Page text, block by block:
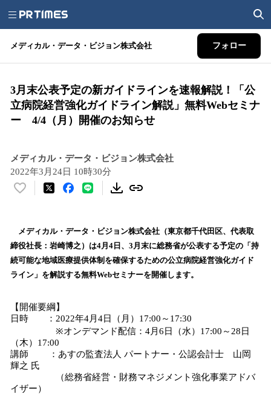
メディカル・データ・ビジョン株式会社 フォロー
3月末公表予定の新ガイドラインを速報解説！「公
立病院経営強化ガイドライン解説」無料Webセミナ
ー 4/4（月）開催のお知らせ
メディカル・データ・ビジョン株式会社
2022年3月24日 10時30分
い
！
数
を
読
み
中
す
メディカル・データ・ビジョン株式会社（東京都千代田区、代表取
締役社長：岩崎博之）は4月4日、3月末に総務省が公表する予定の「持
続可能な地域医療提供体制を確保するための公立病院経営強化ガイド
ライン」を解説する無料Webセミナーを開催します。
【開催要綱】
日時 ：2022年4月4日（月）17:00～17:30
※オンデマンド配信：4月6日（水）17:00～28日
（木）17:00
講師 ：あすの監査法人 パートナー・公認会計士 山岡
輝之 氏
（総務省経営・財務マネジメント強化事業アドバ
イザー）